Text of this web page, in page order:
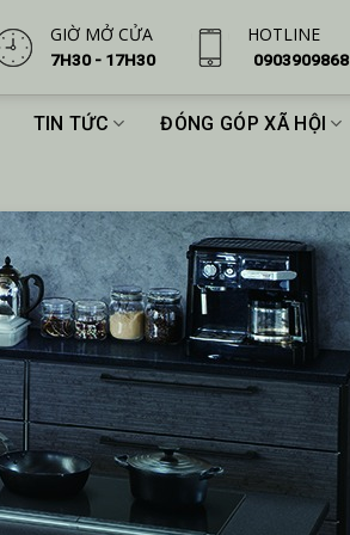
GIỜ MỞ CỬA
7H30 - 17H30
HOTLINE
0903909868
TIN TỨC ĐÓNG GÓP XÃ HỘI